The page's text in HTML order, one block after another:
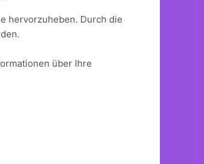
hervorzuheben. Durch die
über Ihre